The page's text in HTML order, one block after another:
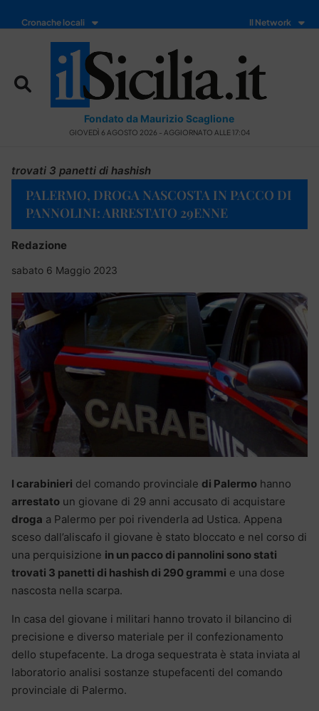
Cronache locali Il Network
Fondato da Maurizio Scaglione
GIOVEDÌ 6 AGOSTO 2026 - AGGIORNATO ALLE 17:04
trovati 3 panetti di hashish
PALERMO, DROGA NASCOSTA IN PACCO DI
PANNOLINI: ARRESTATO 29ENNE
Redazione
sabato 6 Maggio 2023
I carabinieri del comando provinciale di Palermo hanno
arrestato un giovane di 29 anni accusato di acquistare
droga a Palermo per poi rivenderla ad Ustica. Appena
sceso dall’aliscafo il giovane è stato bloccato e nel corso di
una perquisizione in un pacco di pannolini sono stati
trovati 3 panetti di hashish di 290 grammi e una dose
nascosta nella scarpa.
In casa del giovane i militari hanno trovato il bilancino di
precisione e diverso materiale per il confezionamento
dello stupefacente. La droga sequestrata è stata inviata al
laboratorio analisi sostanze stupefacenti del comando
provinciale di Palermo.